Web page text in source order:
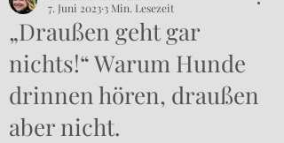
„Draußen geht gar
nichts!“ Warum Hunde
drinnen hören, draußen
aber nicht.
7. Juni 2023 3 Min. Lesezeit